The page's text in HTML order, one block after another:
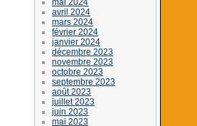
avril 2024
mars 2024
février 2024
janvier 2024
décembre 2023
novembre 2023
octobre 2023
septembre 2023
août 2023
juillet 2023
juin 2023
mai 2023